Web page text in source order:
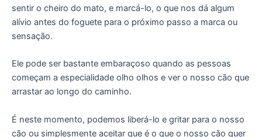
sentir o cheiro do mato, e marcá-lo, o que nos dá algum
alívio antes do foguete para o próximo passo a marca ou
sensação.
Ele pode ser bastante embaraçoso quando as pessoas
começam a especialidade olho olhos e ver o nosso cão que
arrastar ao longo do caminho.
É neste momento, podemos liberá-lo e gritar para o nosso
cão ou simplesmente aceitar que é o que o nosso cão quer